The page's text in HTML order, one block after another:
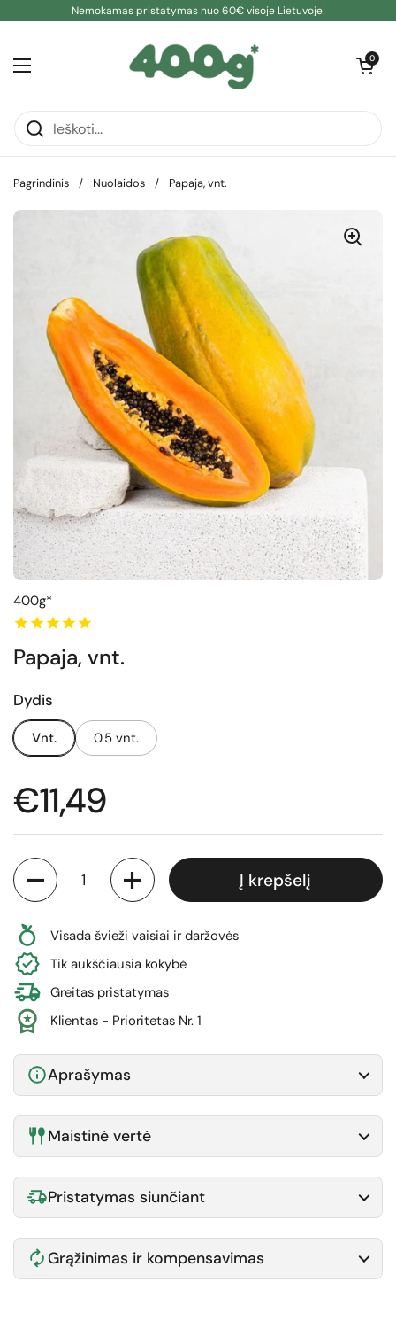
Pereiti prie turinioNemokamas pristatymas nuo 60€ visoje Lietuvoje!
Atidaryti meniu
Atidaryti
0
Pagrindinis / Nuolaidos / Papaja, vnt.
400g*
Papaja, vnt.
Dydis
Vnt. 0.5 vnt.
Normali kaina
€11,49
Kiekis
Į krepšelį
Visada švieži vaisiai ir daržovės
Tik aukščiausia kokybė
Greitas pristatymas
Klientas - Prioritetas Nr. 1
Aprašymas
Maistinė vertė
Pristatymas siunčiant
Grąžinimas ir kompensavimas